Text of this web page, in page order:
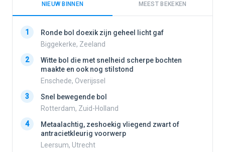
NIEUW BINNEN MEEST BEKEKEN
1
Ronde bol doexik zijn geheel licht gaf
Biggekerke, Zeeland
2
Witte bol die met snelheid scherpe bochten
maakte en ook nog stilstond
Enschede, Overijssel
3
Snel bewegende bol
Rotterdam, Zuid-Holland
4
Metaalachtig, zeshoekig vliegend zwart of
antracietkleurig voorwerp
Leersum, Utrecht